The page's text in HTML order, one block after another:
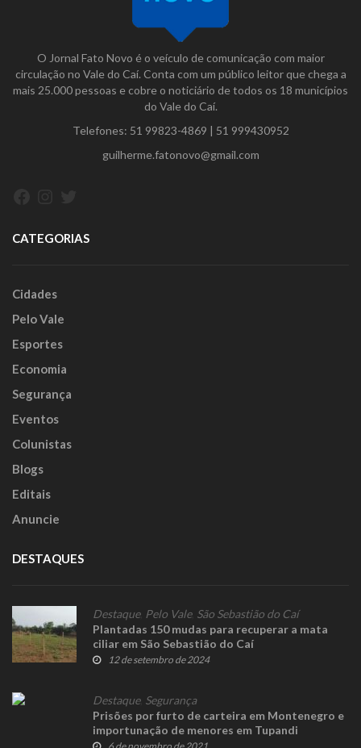
O Jornal Fato Novo é o veículo de comunicação com maior
circulação no Vale do Caí. Conta com um público leitor que chega a
mais 25.000 pessoas e cobre o noticiário de todos os 18 municípios
do Vale do Caí.
Telefones: 51 99823-4869 | 51 999430952
guilherme.fatonovo@gmail.com
CATEGORIAS
Cidades
Pelo Vale
Esportes
Economia
Segurança
Eventos
Colunistas
Blogs
Editais
Anuncie
DESTAQUES
Destaque, Pelo Vale, São Sebastião do Caí
Plantadas 150 mudas para recuperar a mata
ciliar em São Sebastião do Caí
12 de setembro de 2024
Destaque, Segurança
Prisões por furto de carteira em Montenegro e
importunação de menores em Tupandi